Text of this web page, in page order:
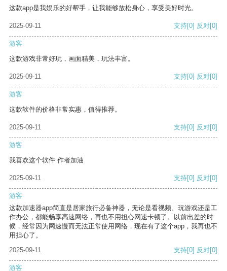
这款app是我娱乐的好帮手，让我能够放松身心，享受美好时光。
2025-09-11 支持[0] 反对[0]
游客
这款游戏非常好玩，画面精美，玩法丰富。
2025-09-11 支持[0] 反对[0]
游客
这款软件的价格非常实惠，值得推荐。
2025-09-11 支持[0] 反对[0]
游客
我喜欢这个软件 作者加油
2025-09-11 支持[0] 反对[0]
游客
这款加速器app简直是居家旅行必备神器，无论是看视频、玩游戏还是工
作办公，都能畅享高速网络，再也不用担心网速卡顿了。以前出差的时
候，经常因为网速慢而无法正常使用网络，现在有了这个app，我再也不
用担心了。
2025-09-11
支持[0] 反对[0]
游客